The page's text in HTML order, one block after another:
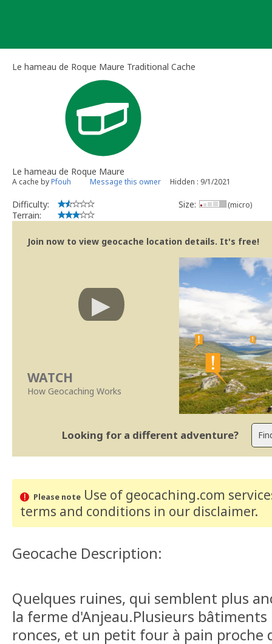
Le hameau de Roque Maure Traditional Cache
Le hameau de Roque Maure
A cache byPfouh Message this owner Hidden : 9/1/2021
Difficulty:
Terrain:
Size: (micro)
Join now to view geocache location details. It's free!
WATCH
How Geocaching Works
Looking for a different adventure?
Please noteUse of geocaching.com
terms and conditions in our disclaimer.
Geocache Description:
Quelques ruines, qui semblent plus
la ferme d'Anjeau.Plusieurs bâtiments
ronces, et un petit four à pain proche